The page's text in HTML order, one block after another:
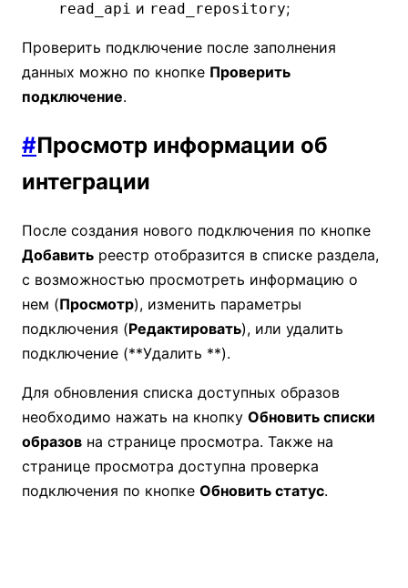
read_api и read_repository;
Проверить подключение после заполнения
данных можно по кнопке Проверить
подключение.
#Просмотр информации об
интеграции
После создания нового подключения по кнопке
Добавить реестр отобразится в списке раздела,
с возможностью просмотреть информацию о
нем (Просмотр), изменить параметры
подключения (Редактировать), или удалить
подключение (**Удалить **).
Для обновления списка доступных образов
необходимо нажать на кнопку Обновить списки
образов на странице просмотра. Также на
странице просмотра доступна проверка
подключения по кнопке Обновить статус.